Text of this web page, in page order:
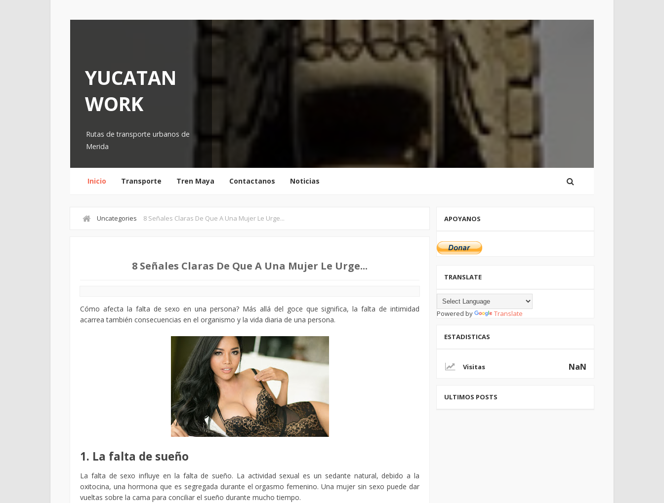
YUCATAN
WORK
Rutas de transporte urbanos de
Merida
Inicio Transporte Tren Maya Contactanos Noticias
Uncategories 8 Señales Claras De Que A Una Mujer Le Urge...
8 Señales Claras De Que A Una Mujer Le Urge...
Cómo afecta la falta de sexo en una persona? Más allá del goce que significa, la falta de intimidad
acarrea también consecuencias en el organismo y la vida diaria de una persona.
1. La falta de sueño
La falta de sexo influye en la falta de sueño. La actividad sexual es un sedante natural, debido a la
oxitocina, una hormona que es segregada durante el orgasmo femenino. Una mujer sin sexo puede dar
vueltas sobre la cama para conciliar el sueño durante mucho tiempo.
APOYANOS
TRANSLATE
Powered by Translate
ESTADISTICAS
NaN
ULTIMOS POSTS